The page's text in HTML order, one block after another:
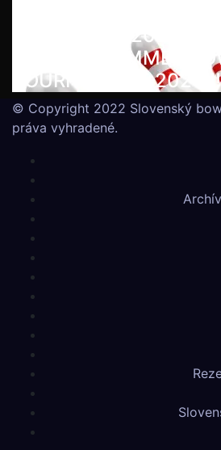
nominačných podujatí
MS seniorov 2027 v
turnajom SUMMER
TOURNAMENT 2026!!!
© Copyright 2022 Slovenský
práva vyhradené.